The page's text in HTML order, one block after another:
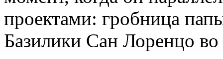
проектами: гробница
Базилики Сан Лоренцо